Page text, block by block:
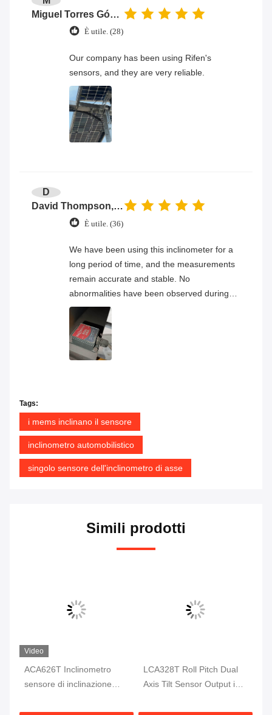
Miguel Torres Gómez
È utile. (28)
Our company has been using Rifen's
sensors, and they are very reliable.
D
David Thompson, Senior Engineer
È utile. (36)
We have been using this inclinometer for a
long period of time, and the measurements
remain accurate and stable. No
abnormalities have been observed during
continuous operation, and the overall
product quality has proven to be very
reliable.
Tags:
i mems inclinano il sensore
inclinometro automobilistico
singolo sensore dell'inclinometro di asse
Simili prodotti
Video
ACA626T Inclinometro
sensore di inclinazione
LCA328T Roll Pitch Dual
Axis Tilt Sensor Output in